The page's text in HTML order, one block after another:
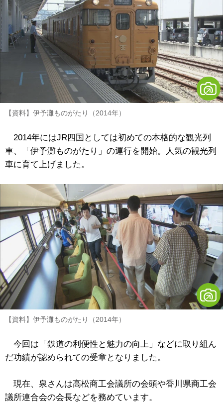
【資料】伊予灘ものがたり（2014年）
2014年にはJR四国としては初めての本格的な観光列
車、「伊予灘ものがたり」の運行を開始。人気の観光列
車に育て上げました。
【資料】伊予灘ものがたり（2014年）
今回は「鉄道の利便性と魅力の向上」などに取り組ん
だ功績が認められての受章となりました。
現在、泉さんは高松商工会議所の会頭や香川県商工会
議所連合会の会長などを務めています。